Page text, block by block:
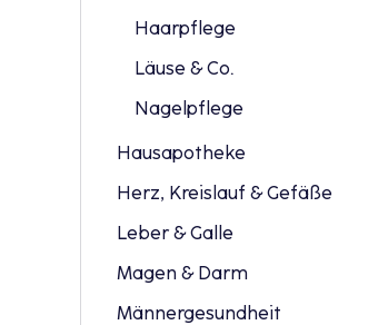
Haarpflege
Läuse & Co.
Nagelpflege
Hausapotheke
Herz, Kreislauf & Gefäße
Leber & Galle
Magen & Darm
Männergesundheit